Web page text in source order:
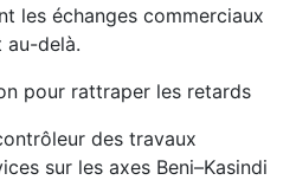
les échanges commerciaux
au-delà.
pour rattraper les retards
des travaux
sur les axes Beni–Kasindi